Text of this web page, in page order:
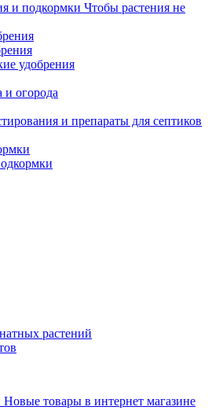
и подкормки Чтобы растения не
удобрения
и огорода
и препараты для септиков
растений
Новые товары в интернет магазине